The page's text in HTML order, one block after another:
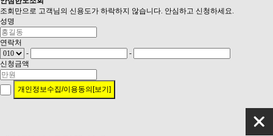
조회만으로 고객님의 신용도가 하락하지 않습니다. 안심하고 신청하세요.
성명
연락처
-
-
신청금액
개인정보수집/이용동의[보기]